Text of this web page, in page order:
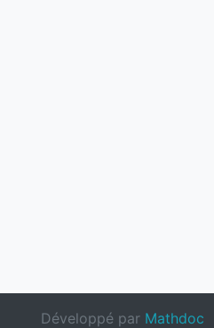
Développé par Mathdoc